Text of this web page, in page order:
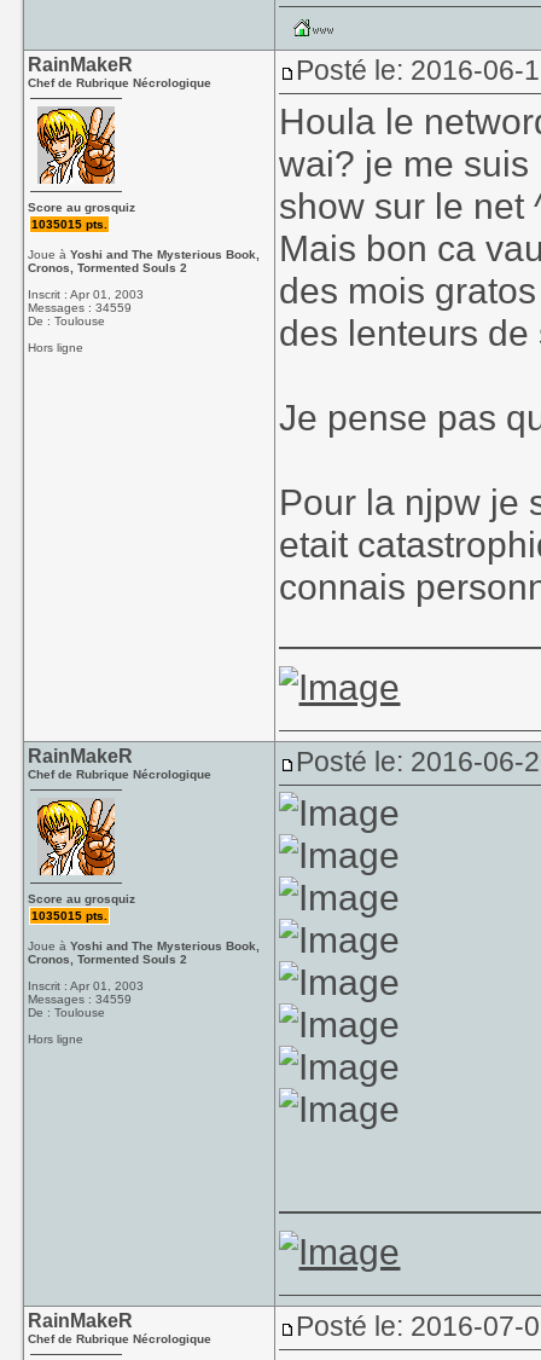
RainMakeR
Chef de Rubrique Nécrologique
Score au grosquiz
1035015 pts.
Joue àYoshi and The Mysterious Book,
Cronos, Tormented Souls 2
Inscrit : Apr 01, 2003
Messages : 34559
De : Toulouse
Hors ligne
Posté le: 2016-06-
Houla le
wai? je me
show sur le net
Mais bon ca
des mois
des lenteurs
Je pense pas
Pour la njpw je
etait
connais
RainMakeR
Chef de Rubrique Nécrologique
Score au grosquiz
1035015 pts.
Joue àYoshi and The Mysterious Book,
Cronos, Tormented Souls 2
Inscrit : Apr 01, 2003
Messages : 34559
De : Toulouse
Hors ligne
Posté le: 2016-06-
RainMakeR
Chef de Rubrique Nécrologique Posté le: 2016-07-